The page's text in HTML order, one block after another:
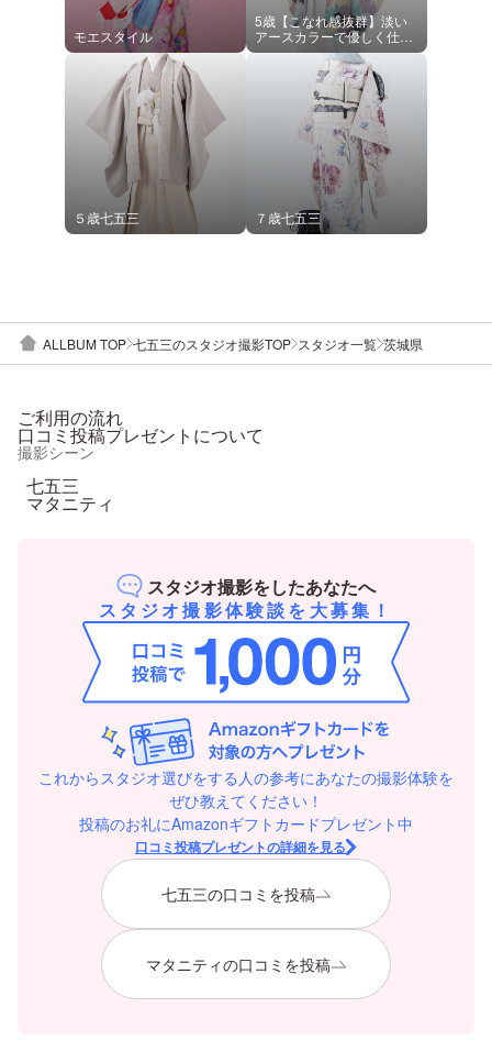
モエスタイル
5歳【こなれ感抜群】淡い
アースカラーで優しく仕上
げる、新感覚の男の子スタ
５歳七五三 ７歳七五三
ALLBUM TOP 七五三のスタジオ撮影TOP スタジオ一覧 茨城県
ご利用の流れ
口コミ投稿プレゼントについて
撮影シーン
七五三
マタニティ
スタジオ撮影をしたあなたへ
スタジオ撮影体験談を大募集！
これからスタジオ選びをする人の参考にあなたの撮影体験を
ぜひ教えてください！
投稿のお礼にAmazonギフトカードプレゼント中
口コミ投稿プレゼントの詳細を見る
七五三の口コミを投稿
マタニティの口コミを投稿